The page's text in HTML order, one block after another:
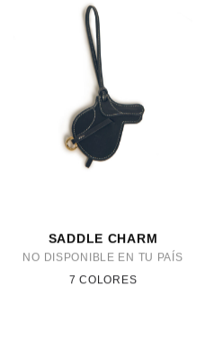
SADDLE CHARM
NO DISPONIBLE EN TU PAÍS
7 COLORES